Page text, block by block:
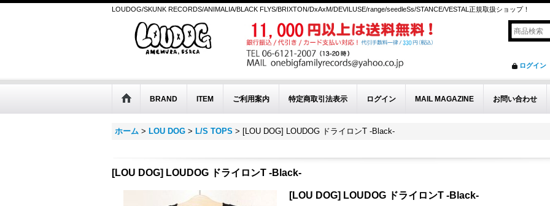
LOUDOG/SKUNK RECORDS/ANIMALIA/BLACK FLYS/BRIXTON/DxAxM/DEVILUSE/range/seedleSs/STANCE/VESTAL正規取扱ショップ！
ログイン
BRAND ITEM ご利用案内 特定商取引法表示 ログイン MAIL MAGAZINE お問い合わせ
ホーム > LOU DOG > L/S TOPS > [LOU DOG] LOUDOG ドライロンT -Black-
[LOU DOG] LOUDOG ドライロンT -Black-
[LOU DOG] LOUDOG ドライロンT -Black-